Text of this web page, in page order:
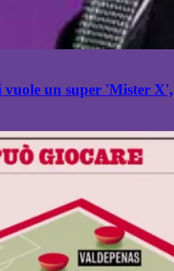
un super 'Mister X',